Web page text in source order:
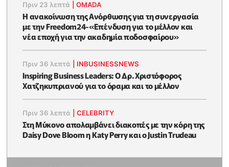
Πριν 23 λεπτά |OMADA
H ανακοίνωση της Ανόρθωσης για τη συνεργασία
με την Freedom24-«Επένδυση για το μέλλον και
νέα εποχή για την ακαδημία ποδοσφαίρου»
Πριν 36 λεπτά INBUSINESSNEWS
Inspiring Business Leaders: Ο Δρ. Χριστόφορος
Χατζηκυπριανού για το όραμα και το μέλλον
Πριν 36 λεπτά |CELEBRITY
Στη Μύκονο απολαμβάνει διακοπές με την κόρη της
Daisy Dove Bloom η Κaty Perry και ο Justin Trudeau